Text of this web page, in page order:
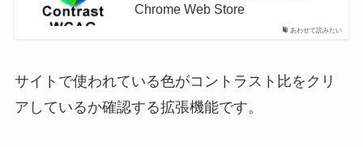
あわせて読みたい
Chrome Web Store
サイトで使われている色がコントラスト比をクリ
アしているか確認する拡張機能です。